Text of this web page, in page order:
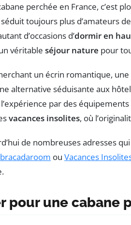
perchée en France, c’est
séduit toujours plus d’amateurs de
d’occasions d’dormir en
véritable séjour nature pour
un écrin romantique,
alternative séduisante aux
par des
vacances insolites, où
de nombreuses adresses
ou Vacances
pour une cabane